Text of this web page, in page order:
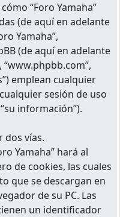
“Foro Yamaha”
(de aquí en adelante
Yamaha”,
(de aquí en adelante
“www.phpbb.com”,
emplean cualquier
sesión de uso
información”).
dos vías.
Yamaha” hará al
de cookies, las cuales
que se descargan en
de su PC. Las
un identificador